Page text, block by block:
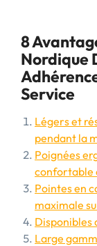
8
Nordique
Service
Légers et
pendant la
Poignées
confortable
Pointes en
maximale
Disponibles
Large